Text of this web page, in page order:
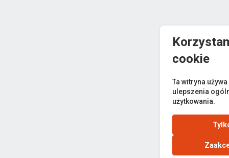
cookie
Ta witryna
ulepszenia
użytkowania.